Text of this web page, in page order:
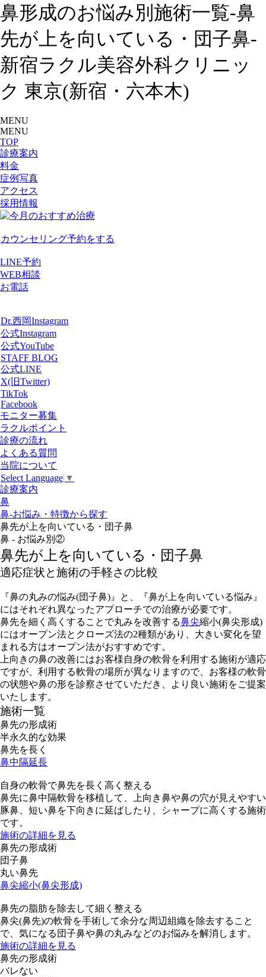
鼻形成のお悩み別施術一覧-鼻
先が上を向いている・団子鼻-
新宿ラクル美容外科クリニッ
ク 東京(新宿・六本木)
MENU
MENU
TOP
診療案内
料金
症例写真
アクセス
採用情報
カウンセリング予約をする
LINE予約
WEB相談
お電話
Dr.西岡Instagram
公式Instagram
公式YouTube
STAFF BLOG
公式LINE
X(旧Twitter)
TikTok
Facebook
モニター募集
ラクルポイント
診療の流れ
よくある質問
当院について
Select Language ▼
診療案内
鼻
鼻-お悩み・特徴から探す
鼻先が上を向いている・団子鼻
鼻 - お悩み別②
鼻先が上を向いている・団子鼻
適応症状と施術の手軽さの比較
『鼻の丸みの悩み(団子鼻)』と、『鼻が上を向いている悩み』
にはそれぞれ異なったアプローチでの治療が必要です。
鼻先を細く高くすることで丸みを改善する鼻尖縮小(鼻尖形成)
にはオープン法とクローズ法の2種類があり、大きい変化を望
まれる方はオープン法がおすすめです。
上向きの鼻の改善にはお客様自身の軟骨を利用する施術が適応
ですが、利用する軟骨の場所が異なりますので、お客様の軟骨
の状態や鼻の形を診察させていただき、より良い施術をご提案
いたします。
施術一覧
鼻先の形成術
半永久的な効果
鼻先を長く
鼻中隔延長
自身の軟骨で鼻先を長く高く整える
鼻先に鼻中隔軟骨を移植して、上向き鼻や鼻の穴が見えやすい
豚鼻、短い鼻を下向きに延ばしたり、シャープに高くする施術
です。
施術の詳細を見る
鼻先の形成術
団子鼻
丸い鼻先
鼻尖縮小(鼻尖形成)
鼻先の脂肪を除去して細く整える
鼻尖(鼻先)の軟骨を手術して余分な周辺組織を除去すること
で、気になる団子鼻や鼻の丸みなどのお悩みを解消します。
施術の詳細を見る
鼻先の形成術
バレない